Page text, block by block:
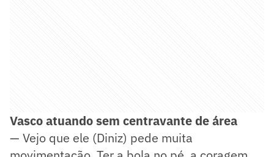
Vasco atuando sem centravante de área
— Vejo que ele (Diniz) pede muita